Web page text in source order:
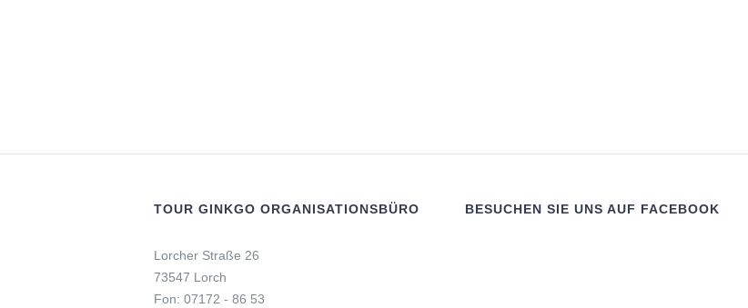
TOUR GINKGO ORGANISATIONSBÜRO
Lorcher Straße 26
73547 Lorch
Fon: 07172 - 86 53
BESUCHEN SIE UNS AUF FACEBOOK